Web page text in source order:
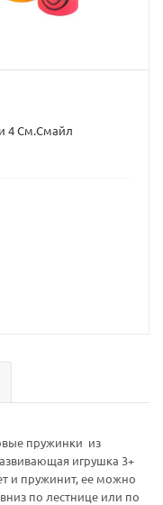
4 См.Смайл
пружинки из
игрушка 3+
и пружинит, ее можно
по лестнице или по